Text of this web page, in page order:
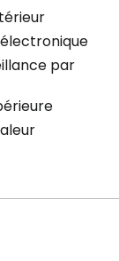
par